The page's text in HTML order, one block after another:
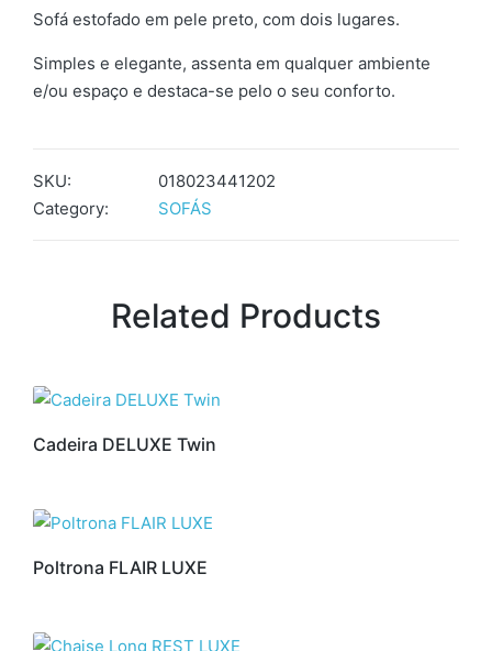
Sofá estofado em pele preto, com dois lugares.
Simples e elegante, assenta em qualquer ambiente
e/ou espaço e destaca-se pelo o seu conforto.
SKU:
018023441202
Category:
SOFÁS
Related Products
Cadeira DELUXE Twin
Poltrona FLAIR LUXE